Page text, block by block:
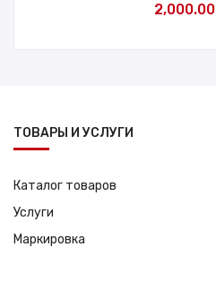
2,000.00
ТОВАРЫ И УСЛУГИ
Каталог товаров
Услуги
Маркировка